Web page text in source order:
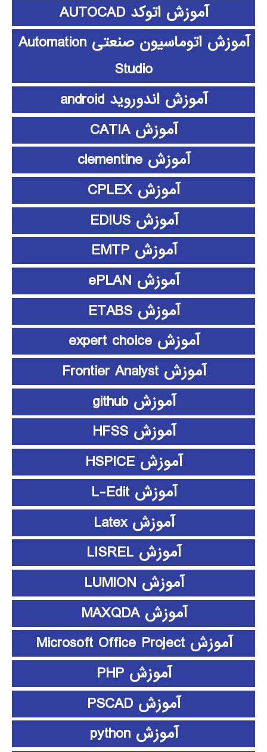
آموزش اتوکد AUTOCAD
آموزش اتوماسیون صنعتی Automation
Studio
آموزش اندوروید android
آموزش CATIA
آموزش clementine
آموزش CPLEX
آموزش EDIUS
آموزش EMTP
آموزش ePLAN
آموزش ETABS
آموزش expert choice
آموزش Frontier Analyst
آموزش github
آموزش HFSS
آموزش HSPICE
آموزش L-Edit
آموزش Latex
آموزش LISREL
آموزش LUMION
آموزش MAXQDA
آموزش Microsoft Office Project
آموزش PHP
آموزش PSCAD
آموزش python